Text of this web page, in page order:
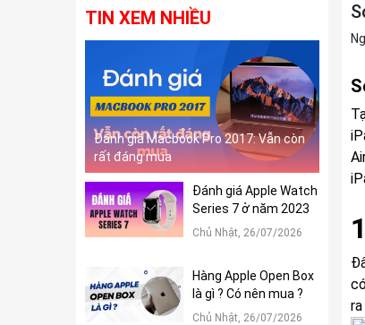
TIN XEM NHIỀU
Đánh giá Macbook Pro 2017: Vẫn còn
rất đáng mua
Đánh giá Apple Watch
Series 7 ở năm 2023
Chủ Nhật, 26/07/2026
Hàng Apple Open Box
là gì ? Có nên mua ?
Chủ Nhật, 26/07/2026